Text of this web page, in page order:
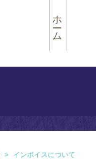
ホーム
> インボイスについて